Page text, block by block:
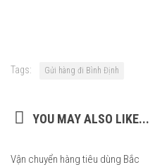
Tags: Gửi hàng đi Bình Định
YOU MAY ALSO LIKE...
Vận chuyển hàng tiêu dùng Bắc